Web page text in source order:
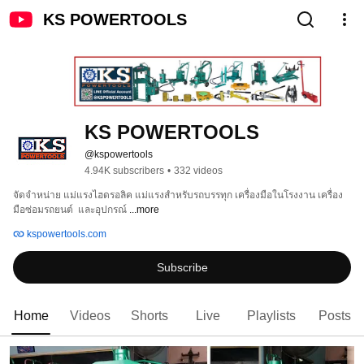
KS POWERTOOLS
KS POWERTOOLS
@kspowertools
4.94K subscribers • 332 videos
จัดจำหน่าย แม่แรงไฮดรอลิค แม่แรงสำหรับรถบรรทุก เครื่องมือในโรงงาน เครื่อง
มือซ่อมรถยนต์  และอุปกรณ์ ...more
kspowertools.com
Subscribe
Home Videos Shorts Live Playlists Posts